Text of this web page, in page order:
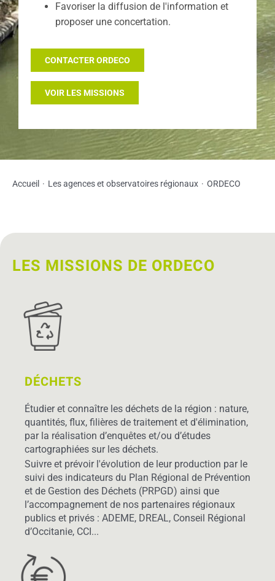
Favoriser la diffusion de l'information et
proposer une concertation.
CONTACTER ORDECO
VOIR LES MISSIONS
Accueil Les agences et observatoires régionaux ORDECO
LES MISSIONS DE ORDECO
DÉCHETS
Étudier et connaître les déchets de la région : nature,
quantités, flux, filières de traitement et d'élimination,
par la réalisation d’enquêtes et/ou d’études
cartographiées sur les déchets.
Suivre et prévoir l'évolution de leur production par le
suivi des indicateurs du Plan Régional de Prévention
et de Gestion des Déchets (PRPGD) ainsi que
l’accompagnement de nos partenaires régionaux
publics et privés : ADEME, DREAL, Conseil Régional
d’Occitanie, CCI...